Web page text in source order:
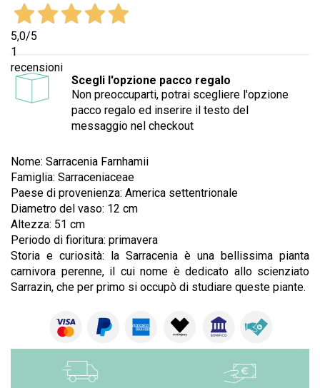
5,0/5
1
recensioni
Scegli l'opzione pacco regalo
Non preoccuparti, potrai scegliere l'opzione
pacco regalo ed inserire il testo del
messaggio nel checkout
Nome: Sarracenia Farnhamii
Famiglia: Sarraceniaceae
Paese di provenienza: America settentrionale
Diametro del vaso: 12 cm
Altezza: 51 cm
Periodo di fioritura: primavera
Storia e curiosità: la Sarracenia è una bellissima pianta
carnivora perenne, il cui nome è dedicato allo scienziato
Sarrazin, che per primo si occupò di studiare queste piante.